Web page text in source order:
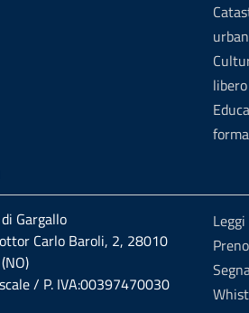
libero
Gargallo
Carlo Baroli, 2, 28010
/ P. IVA:00397470030